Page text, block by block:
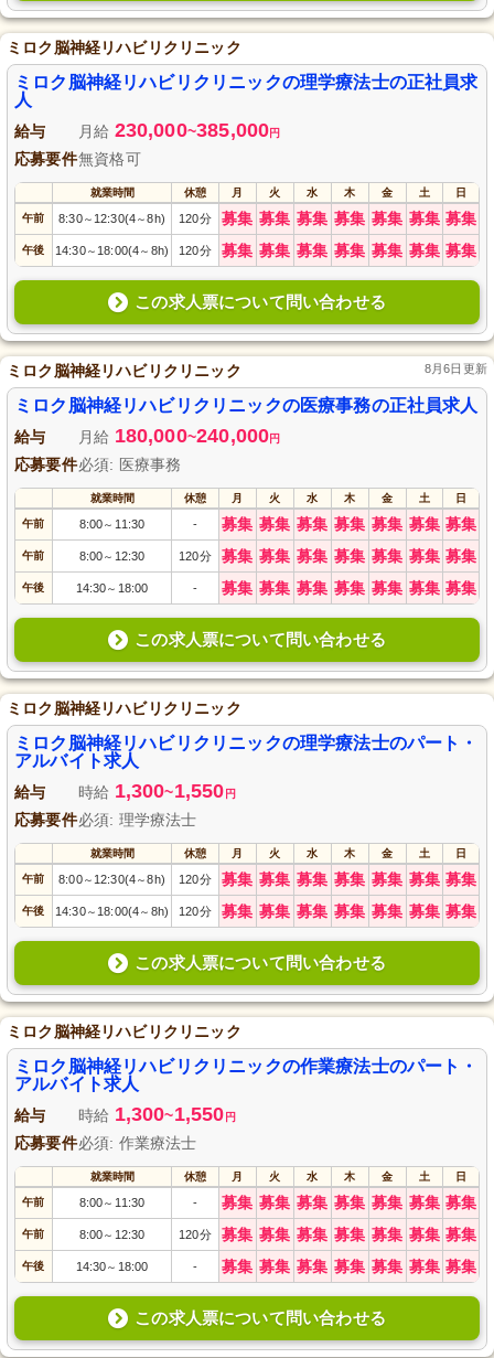
ミロク脳神経リハビリクリニック
ミロク脳神経リハビリクリニックの理学療法士の正社員求
人
給与 月給 230,000~385,000円
応募要件無資格可
就業時間 休憩 月 火 水 木 金 土 日
午前 8:30～12:30(4～8h) 120分 募集 募集 募集 募集 募集 募集 募集
午後 14:30～18:00(4～ 8h) 120分 募集 募集 募集 募集 募集 募集 募集
この求人票について問い合わせる
ミロク脳神経リハビリクリニック 8月6日更新
ミロク脳神経リハビリクリニックの医療事務の正社員求人
給与 月給 180,000~240,000円
応募要件必須: 医療事務
就業時間 休憩 月 火 水 木 金 土 日
午前 8:00～ 11:30 - 募集 募集 募集 募集 募集 募集 募集
午前 8:00～ 12:30 120分 募集 募集 募集 募集 募集 募集 募集
午後 14:30～ 18:00 - 募集 募集 募集 募集 募集 募集 募集
この求人票について問い合わせる
ミロク脳神経リハビリクリニック
ミロク脳神経リハビリクリニックの理学療法士のパート・
アルバイト求人
給与 時給 1,300~1,550 円
応募要件必須: 理学療法士
就業時間 休憩 月 火 水 木 金 土 日
午前 8:00～12:30(4～8h) 120分 募集 募集 募集 募集 募集 募集 募集
午後 14:30～18:00(4～ 8h) 120分 募集 募集 募集 募集 募集 募集 募集
この求人票について問い合わせる
ミロク脳神経リハビリクリニック
ミロク脳神経リハビリクリニックの作業療法士のパート・
アルバイト求人
給与 時給 1,300~1,550 円
応募要件必須: 作業療法士
就業時間 休憩 月 火 水 木 金 土 日
午前 8:00～ 11:30 - 募集 募集 募集 募集 募集 募集 募集
午前 8:00～ 12:30 120分 募集 募集 募集 募集 募集 募集 募集
午後 14:30～ 18:00 - 募集 募集 募集 募集 募集 募集 募集
この求人票について問い合わせる